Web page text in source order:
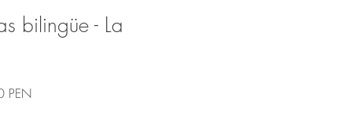
bilingüe - La
PENPrecio